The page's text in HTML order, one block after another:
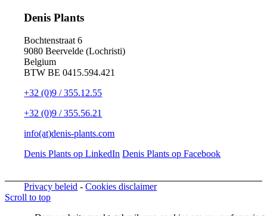
Denis Plants
Bochtenstraat 6
9080 Beervelde (Lochristi)
Belgium
BTW BE 0415.594.421
+32 (0)9 / 355.12.55
+32 (0)9 / 355.56.21
info(at)denis-plants.com
Denis Plants op LinkedIn Denis Plants op Facebook
Privacy beleid -Cookies disclaimer
Scroll to top